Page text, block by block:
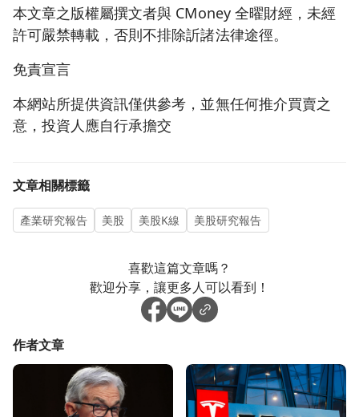
本文章之版權屬撰文者與 CMoney 全曜財經，未經
許可嚴禁轉載，否則不排除訢諸法律途徑。
免責宣言
本網站所提供資訊僅供參考，並無任何推介買賣之
意，投資人應自行承擔交
文章相關標籤
產業研究報告 美股 美股K線 美股研究報告
喜歡這篇文章嗎？
歡迎分享，讓更多人可以看到！
作者文章